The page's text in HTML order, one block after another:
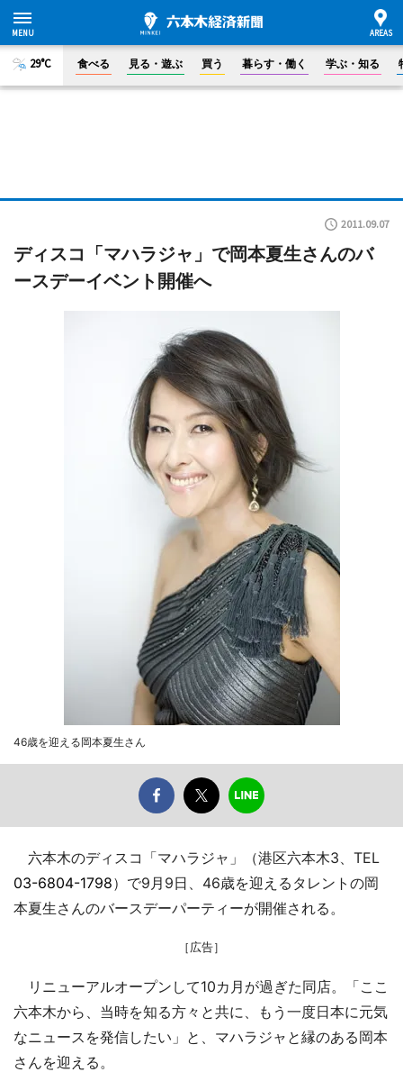
29°C 食べる 見る・遊ぶ 買う 暮らす・働く 学ぶ・知る
2011.09.07
ディスコ「マハラジャ」で岡本夏生さんのバ
ースデーイベント開催へ
46歳を迎える岡本夏生さん
六本木のディスコ「マハラジャ」（港区六本木3、TEL
03-6804-1798）で9月9日、46歳を迎えるタレントの岡
本夏生さんのバースデーパーティーが開催される。
［広告］
リニューアルオープンして10カ月が過ぎた同店。「ここ
六本木から、当時を知る方々と共に、もう一度日本に元気
なニュースを発信したい」と、マハラジャと縁のある岡本
さんを迎える。